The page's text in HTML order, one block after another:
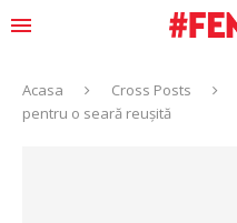
Acasa Cross Posts
pentru o seară reușită